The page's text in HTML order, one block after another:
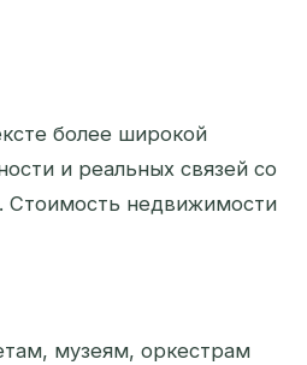
более широкой
и реальных связей со
Стоимость недвижимости
музеям, оркестрам